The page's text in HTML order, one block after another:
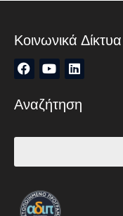
Κοινωνικά Δίκτυα
Αναζήτηση